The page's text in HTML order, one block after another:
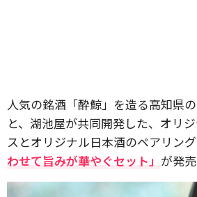
人気の銘酒「酔鯨」を造る高知県
と、湖池屋が共同開発した、オリ
スとオリジナル日本酒のペアリン
わせて旨みが華やぐセット」 が発売